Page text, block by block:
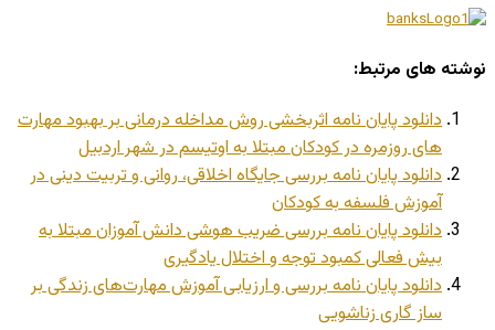
نوشته های مرتبط:
دانلود پایان نامه اثربخشی روش مداخله درمانی بر بهبود مهارت
های روزمره در کودکان مبتلا به اوتیسم در شهر اردبیل
دانلود پایان نامه بررسی جایگاه اخلاقی، روانی و تربیت دینی در
آموزش فلسفه به کودکان
دانلود پایان نامه بررسی ضریب هوشی دانش آموزان مبتلا به
بیش فعالی کمبود توجه و اختلال یادگیری
دانلود پایان نامه بررسی و ارزیابی آموزش مهارت‌های زندگی بر
ساز گاری زناشویی